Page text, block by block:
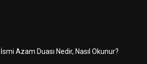
İsmi Azam Duası Nedir, Nasıl Okunur?